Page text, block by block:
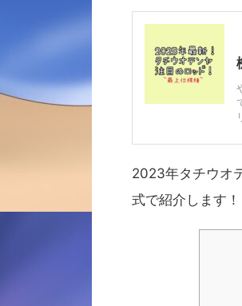
2023年タチウオ
式で紹介します！